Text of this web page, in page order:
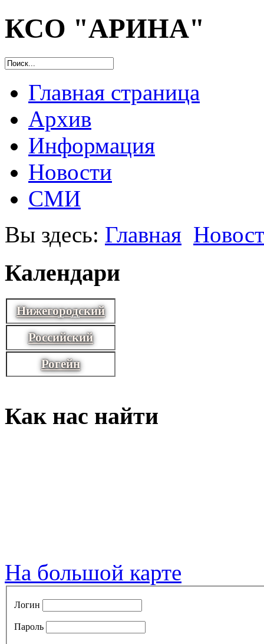
КСО "АРИНА"
Главная страница
Архив
Информация
Новости
СМИ
Вы здесь: Главная
Календари
Нижегородский
Российский
Рогейн
Как нас найти
На большой карте
Логин
Пароль